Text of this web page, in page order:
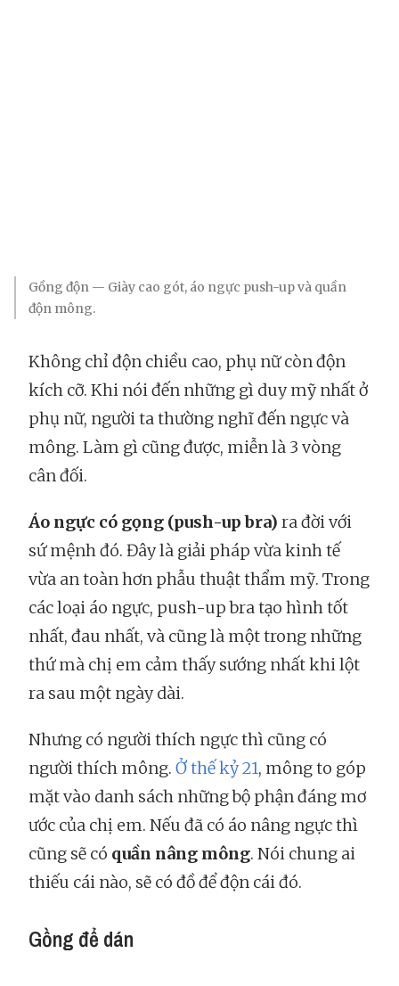
Gồng độn — Giày cao gót, áo ngực push-up và quần
độn mông.
Không chỉ độn chiều cao, phụ nữ còn độn
kích cỡ. Khi nói đến những gì duy mỹ nhất ở
phụ nữ, người ta thường nghĩ đến ngực và
mông. Làm gì cũng được, miễn là 3 vòng
cân đối.
Áo ngực có gọng (push-up bra) ra đời với
sứ mệnh đó. Đây là giải pháp vừa kinh tế
vừa an toàn hơn phẫu thuật thẩm mỹ. Trong
các loại áo ngực, push-up bra tạo hình tốt
nhất, đau nhất, và cũng là một trong những
thứ mà chị em cảm thấy sướng nhất khi lột
ra sau một ngày dài.
Nhưng có người thích ngực thì cũng có
người thích mông. Ở thế kỷ 21, mông to góp
mặt vào danh sách những bộ phận đáng mơ
ước của chị em. Nếu đã có áo nâng ngực thì
cũng sẽ có quần nâng mông. Nói chung ai
thiếu cái nào, sẽ có đồ để độn cái đó.
Gồng để dán